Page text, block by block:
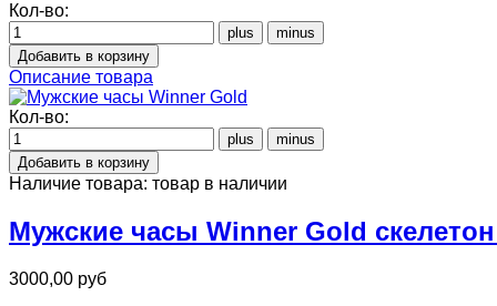
Кол-во:
Описание товара
Кол-во:
Наличие товара: товар в наличии
Мужские часы Winner Gold
3000,00 руб